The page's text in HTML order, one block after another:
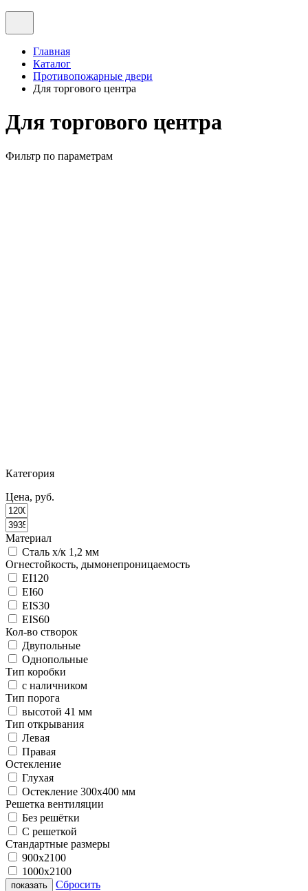
Главная
Каталог
Противопожарные двери
Для торгового центра
Для торгового центра
Фильтр по параметрам
Категория
Цена, руб.
Материал
Сталь х/к 1,2 мм
Огнестойкость, дымонепроницаемость
EI120
EI60
EIS30
EIS60
Кол-во створок
Двупольные
Однопольные
Тип коробки
с наличником
Тип порога
высотой 41 мм
Тип открывания
Левая
Правая
Остекление
Глухая
Остекление 300х400 мм
Решетка вентиляции
Без решётки
С решеткой
Стандартные размеры
900х2100
1000х2100
показать
Сбросить